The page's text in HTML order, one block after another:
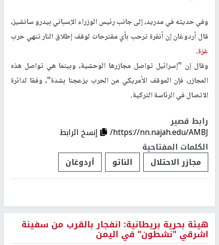
وفي حديثه في مدريد، إلى جانب رئيس الوزراء الإسباني بيدرو سانشيز،
قال أردوغان إن أنقرة ترحب بأي مقترحات لوقف إطلاق النار تنهي حرب
غزة.
وقال إن "إسرائيل تواصل مجازرها الوحشية، وبينما هي تواصل هذه
المجازر، فإن الموقف الأمريكي من الحرب يزعجنا بشدة"، وفقا لدائرة
الاتصال في الرئاسة التركية.
رابط قصير
https://nn.najah.edu/AMBJ/
إنسخ الرابط
الكلمات المفتاحية
مجازر الاحتلال
الناتو أردوغان
هيئة بحرية بريطانية: انفجار بالقرب من سفينة
اشرقي "نشطون" في اليمن